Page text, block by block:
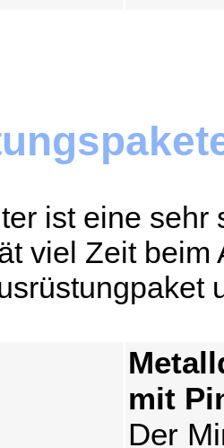
ist eine
viel Zeit
mit
Der